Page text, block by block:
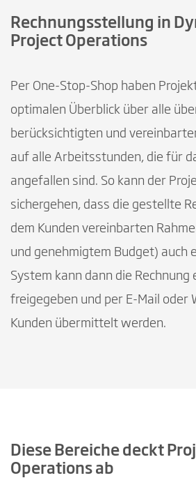
Rechnungsstellung in
Project Operations
Per One-Stop-Shop haben
optimalen Überblick über alle
berücksichtigten und
auf alle Arbeitsstunden, die für
angefallen sind. So kann der
sichergehen, dass die gestellte
dem Kunden vereinbarten
und genehmigtem Budget) auch
System kann dann die Rechnung
freigegeben und per E-Mail oder
Kunden übermittelt werden.
Diese Bereiche deckt
Operations ab